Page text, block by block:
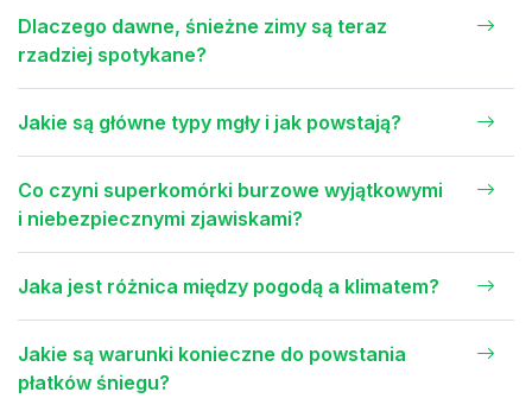
Dlaczego dawne, śnieżne zimy są teraz
rzadziej spotykane?
Jakie są główne typy mgły i jak powstają?
Co czyni superkomórki burzowe wyjątkowymi
i niebezpiecznymi zjawiskami?
Jaka jest różnica między pogodą a klimatem?
Jakie są warunki konieczne do powstania
płatków śniegu?